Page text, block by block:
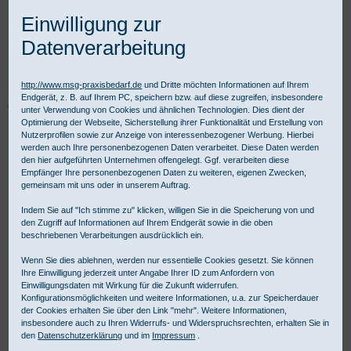
Praxisbedarf Shop Hygiene
Medizinische Schutzkleidung
OP-Bekleidung
OP-Abdecktücher
Raucodrape OP Tischabdeckung Standard 150 x 190 cm
Einwilligung zur
Datenverarbeitung
http://www.msg-praxisbedarf.de und Dritte möchten Informationen auf Ihrem
Endgerät, z. B. auf Ihrem PC, speichern bzw. auf diese zugreifen, insbesondere
unter Verwendung von Cookies und ähnlichen Technologien. Dies dient der
Optimierung der Webseite, Sicherstellung ihrer Funktionalität und Erstellung von
Nutzerprofilen sowie zur Anzeige von interessenbezogener Werbung. Hierbei
werden auch Ihre personenbezogenen Daten verarbeitet. Diese Daten werden
den hier aufgeführten Unternehmen offengelegt. Ggf. verarbeiten diese
Empfänger Ihre personenbezogenen Daten zu weiteren, eigenen Zwecken,
gemeinsam mit uns oder in unserem Auftrag.
Indem Sie auf "Ich stimme zu" klicken, willigen Sie in die Speicherung von und
den Zugriff auf Informationen auf Ihrem Endgerät sowie in die oben
beschriebenen Verarbeitungen ausdrücklich ein.
Wenn Sie dies ablehnen, werden nur essentielle Cookies gesetzt. Sie können
Ihre Einwilligung jederzeit unter Angabe Ihrer ID zum Anfordern von
Einwilligungsdaten mit Wirkung für die Zukunft widerrufen.
Konfigurationsmöglichkeiten und weitere Informationen, u.a. zur Speicherdauer
der Cookies erhalten Sie über den Link "mehr". Weitere Informationen,
insbesondere auch zu Ihren Widerrufs- und Widerspruchsrechten, erhalten Sie in
den Datenschutzerklärung und im Impressum